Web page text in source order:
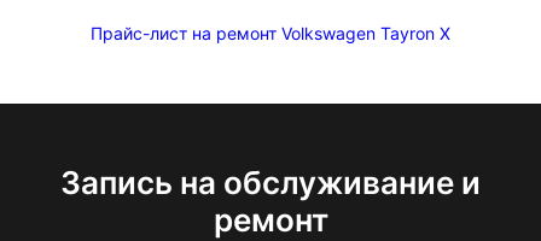
Прайс-лист на ремонт Volkswagen Tayron X
Запись на обслуживание и
ремонт